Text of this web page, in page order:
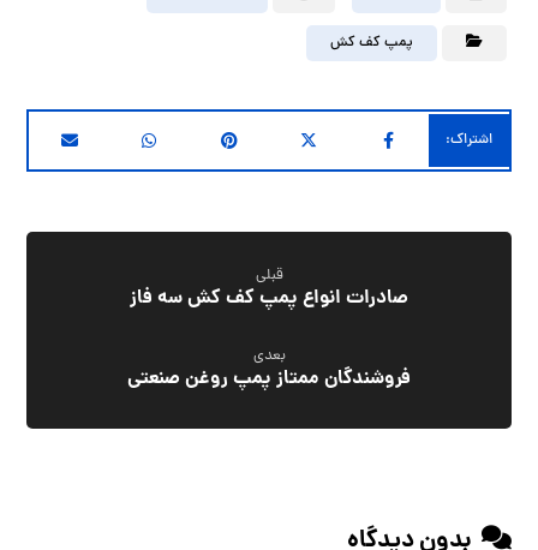
پمپ کف کش
قبلی
صادرات انواع پمپ کف کش سه فاز
بعدی
فروشندگان ممتاز پمپ روغن صنعتی
بدون دیدگاه